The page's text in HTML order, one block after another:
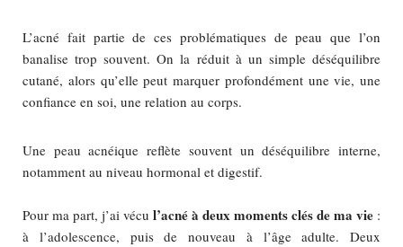
L’acné fait partie de ces problématiques de peau que l’on
banalise trop souvent. On la réduit à un simple déséquilibre
cutané, alors qu’elle peut marquer profondément une vie, une
confiance en soi, une relation au corps.
Une peau acnéique reflète souvent un déséquilibre interne,
notamment au niveau hormonal et digestif.
Pour ma part, j’ai vécu l’acné à deux moments clés de ma vie :
à l’adolescence, puis de nouveau à l’âge adulte. Deux